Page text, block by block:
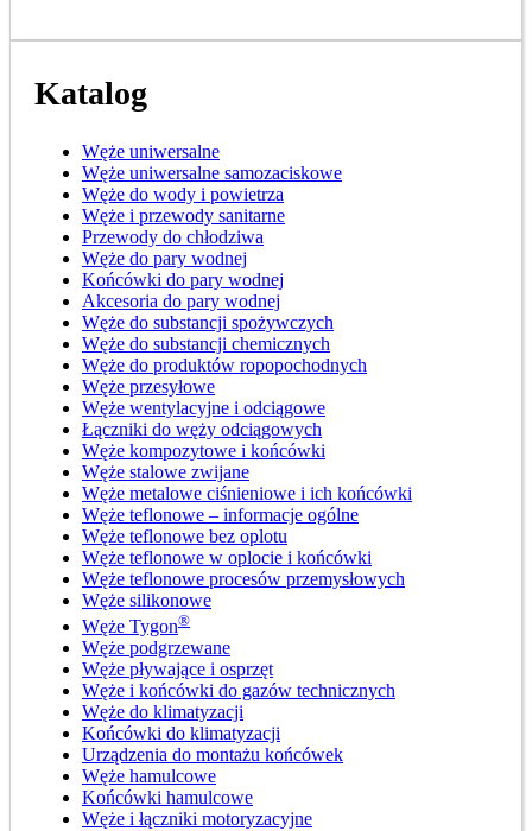
Katalog
Węże uniwersalne
Węże uniwersalne samozaciskowe
Węże do wody i powietrza
Węże i przewody sanitarne
Przewody do chłodziwa
Węże do pary wodnej
Końcówki do pary wodnej
Akcesoria do pary wodnej
Węże do substancji spożywczych
Węże do substancji chemicznych
Węże do produktów ropopochodnych
Węże przesyłowe
Węże wentylacyjne i odciągowe
Łączniki do węży odciągowych
Węże kompozytowe i końcówki
Węże stalowe zwijane
Węże metalowe ciśnieniowe i ich końcówki
Węże teflonowe – informacje ogólne
Węże teflonowe bez oplotu
Węże teflonowe w oplocie i końcówki
Węże teflonowe procesów przemysłowych
Węże silikonowe
Węże Tygon®
Węże podgrzewane
Węże pływające i osprzęt
Węże i końcówki do gazów technicznych
Węże do klimatyzacji
Końcówki do klimatyzacji
Urządzenia do montażu końcówek
Węże hamulcowe
Końcówki hamulcowe
Węże i łączniki motoryzacyjne